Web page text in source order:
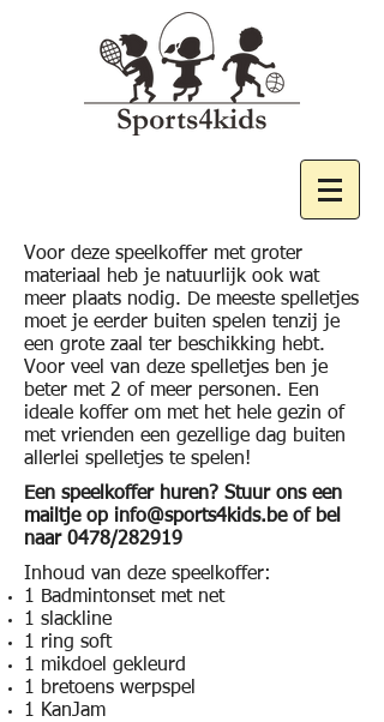
Voor deze speelkoffer met groter
materiaal heb je natuurlijk ook wat
meer plaats nodig. De meeste spelletjes
moet je eerder buiten spelen tenzij je
een grote zaal ter beschikking hebt.
Voor veel van deze spelletjes ben je
beter met 2 of meer personen. Een
ideale koffer om met het hele gezin of
met vrienden een gezellige dag buiten
allerlei spelletjes te spelen!
Een speelkoffer huren? Stuur ons een
mailtje op info@sports4kids.beof bel
naar 0478/282919
Inhoud van deze speelkoffer:
1 Badmintonset met net
1 slackline
1 ring soft
1 mikdoel gekleurd
1 bretoens werpspel
1 KanJam